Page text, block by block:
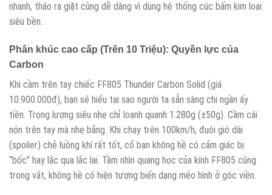
nhanh, tháo ra giặt cũng dễ dàng vì dùng hệ thống cúc bấm kim loại
siêu bền.
Phân khúc cao cấp (Trên 10 Triệu): Quyền lực của
Carbon
Khi cầm trên tay chiếc FF805 Thunder Carbon Solid (giá
10.900.000đ), bạn sẽ hiểu tại sao người ta sẵn sàng chi ngần ấy
tiền. Trọng lượng siêu nhẹ chỉ loanh quanh 1.280g (±50g). Cầm cái
nón trên tay mà nhẹ bẫng. Khi chạy trên 100km/h, đuôi gió dài
(spoiler) chẻ luồng khí rất tốt, cổ bạn không hề có cảm giác bị
“bốc” hay lắc qua lắc lại. Tầm nhìn quang học của kính FF805 cũng
trong vắt, không hề có hiện tượng biến dạng méo hình ở góc viền.